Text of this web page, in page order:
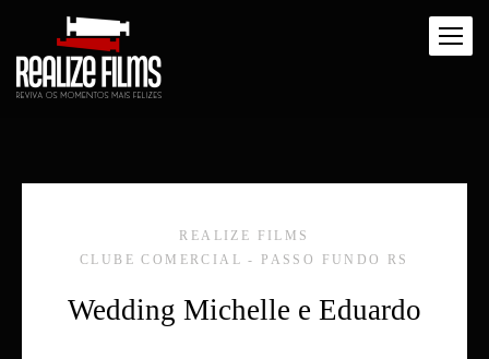
REALIZE FILMS
CLUBE COMERCIAL - PASSO FUNDO RS
Wedding Michelle e Eduardo